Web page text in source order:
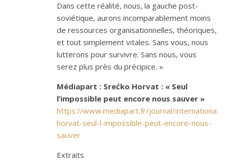
Dans cette réalité, nous, la gauche post-
soviétique, aurons incomparablement moins
de ressources organisationnelles, théoriques,
et tout simplement vitales. Sans vous, nous
lutterons pour survivre. Sans nous, vous
serez plus près du précipice. »
Médiapart : Srećko Horvat : « Seul
l’impossible peut encore nous sauver »
https://www.mediapart.fr/journal/international/
horvat-seul-l-impossible-peut-encore-nous-
sauver
Extraits